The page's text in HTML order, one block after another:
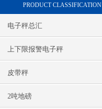
PRODUCT CLASSIFICATION
电子秤总汇
上下限报警电子秤
皮带秤
2吨地磅